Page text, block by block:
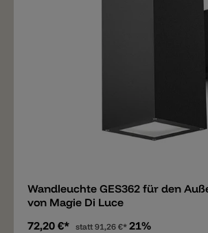
Wandleuchte GES362 für den
von Magie Di Luce
72,20 €* statt 91,26 €* 21%